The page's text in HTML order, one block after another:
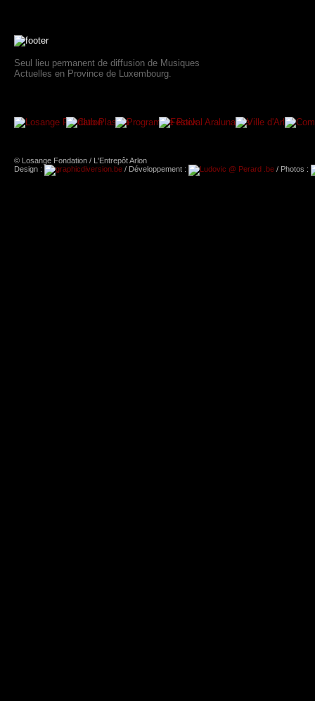
Seul lieu permanent de diffusion de Musiques
Actuelles en Province de Luxembourg.
© Losange Fondation / L'Entrepôt Arlon
Design :
/ Développement : / Photos :